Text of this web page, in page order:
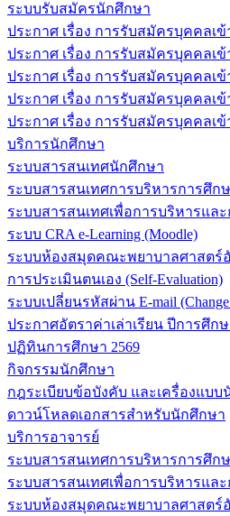
ระบบรับสมัครนักศึกษา
ประกาศ เรื่อง การรับสมัครบุคคล
ประกาศ เรื่อง การรับสมัครบุคคล
ประกาศ เรื่อง การรับสมัครบุคคล
ประกาศ เรื่อง การรับสมัครบุคคล
ประกาศ เรื่อง การรับสมัครบุคคล
บริการนักศึกษา
ระบบสารสนเทศนักศึกษา
ระบบสารสนเทศการบริหารการศึก
ระบบสารสนเทศเพื่อการบริหารแล
ระบบ CRA e-Learning (Moodle)
ระบบห้องสมุดคณะพยาบาลศาสตร์
การประเมินตนเอง (Self-Evaluation)
ระบบเปลี่ยนรหัสผ่าน E-mail (Change
ประกาศอัตราค่าเล่าเรียน ปีการศึกษ
ปฏิทินการศึกษา 2569
กิจกรรมนักศึกษา
กฎระเบียบข้อบังคับ และเครื่องแบบ
ดาวน์โหลดเอกสารสำหรับนักศึกษา
บริการอาจารย์
ระบบสารสนเทศการบริหารการศึก
ระบบสารสนเทศเพื่อการบริหารแล
ระบบห้องสมุดคณะพยาบาลศาสตร์